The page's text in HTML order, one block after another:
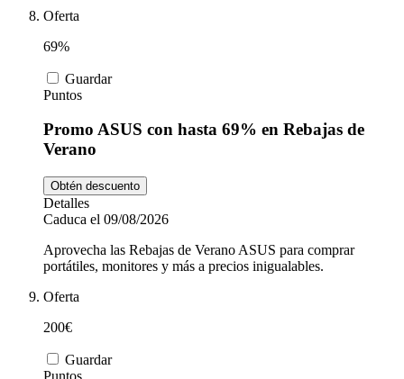
Oferta
69%
Guardar
Puntos
Promo ASUS con hasta 69% en Rebajas de
Verano
Obtén descuento
Detalles
Caduca el 09/08/2026
Aprovecha las Rebajas de Verano ASUS para comprar
portátiles, monitores y más a precios inigualables.
Oferta
200€
Guardar
Puntos